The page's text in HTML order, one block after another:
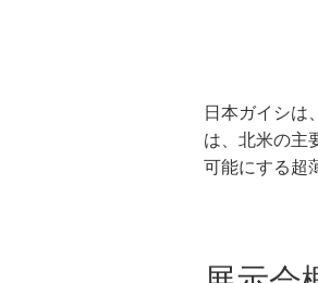
日本ガイシは
は、北米の主
可能にする超